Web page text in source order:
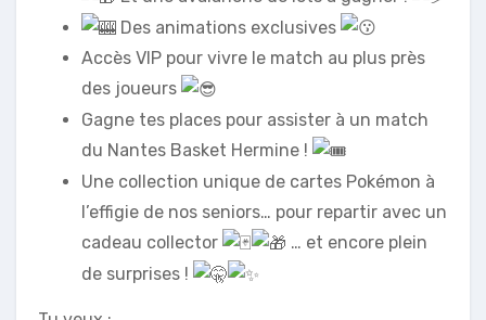
Des animations exclusives
Accès VIP pour vivre le match au plus près
des joueurs
Gagne tes places pour assister à un match
du Nantes Basket Hermine !
Une collection unique de cartes Pokémon à
l’effigie de nos seniors… pour repartir avec un
cadeau collector
… et encore plein
de surprises !